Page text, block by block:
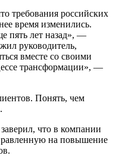
требования российских
время изменились.
пять лет назад», —
руководитель,
вместе со своими
трансформации», —
Понять, чем
что в компании
на повышение